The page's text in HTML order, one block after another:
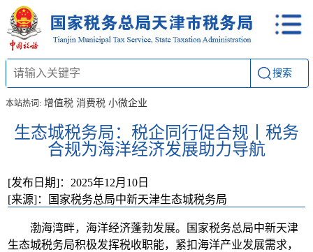
搜索
本站热词: 增值税 消费税 小微企业
生态城税务局：税企同行促合规丨税务
合规为海洋经济发展助力导航
[发布日期]：2025年12月10日
[来源]：国家税务总局中新天津生态城税务局
渤海湾畔，海洋经济蓬勃发展。国家税务总局中新天津
生态城税务局积极发挥税收职能，紧扣海洋产业发展需求，